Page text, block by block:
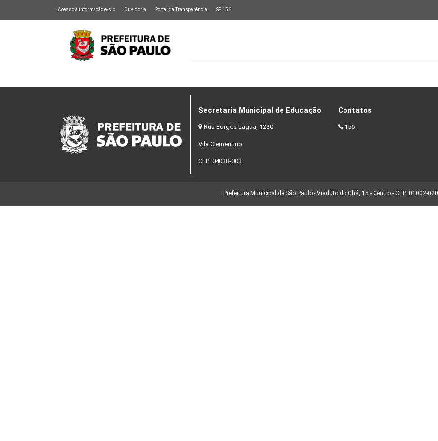
Acesso à informação e-sic Ouvidoria Portal da Transparência SP 156
Secretaria Municipal de Educação
Rua Borges Lagoa, 1230
Vila Clementino
CEP: 04038-003
Contatos
156
Prefeitura Municipal de São Paulo - Viaduto do Chá, 15 - Centro - CEP: 01002-020